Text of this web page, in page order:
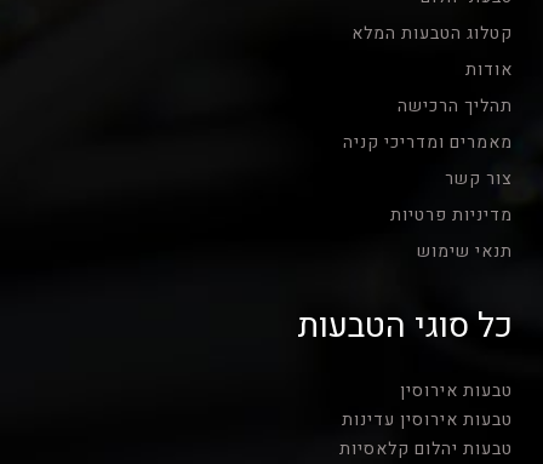
קטלוג הטבעות המלא
אודות
תהליך הרכישה
מאמרים ומדריכי קניה
צור קשר
מדיניות פרטיות
תנאי שימוש
כל סוגי הטבעות
טבעות אירוסין
טבעות אירוסין עדינות
טבעות יהלום קלאסיות